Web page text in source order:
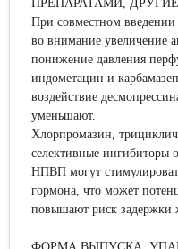
ПРЕПАРАТАМИ,
При совместном введении
во внимание увеличение
понижение давления
индометацин и
воздействие
уменьшают.
Хлорпромазин,
селективные ингибиторы
НПВП могут
гормона, что может
повышают риск задержки